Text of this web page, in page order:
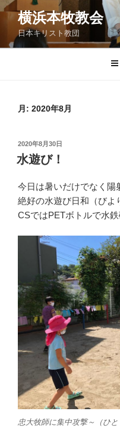
コ
ン
横浜本牧教会
日本キリスト教団
月: 2020年8月
投
稿
日:
2020年8月30日
水遊び！
今日は暑いだけでなく陽
絶好の水遊び日和（びよ
CSではPETボトルで水
忠大牧師に集中攻撃～（ひ